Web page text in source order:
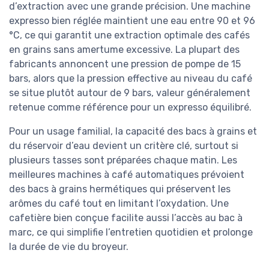
d’extraction avec une grande précision. Une machine
expresso bien réglée maintient une eau entre 90 et 96
°C, ce qui garantit une extraction optimale des cafés
en grains sans amertume excessive. La plupart des
fabricants annoncent une pression de pompe de 15
bars, alors que la pression effective au niveau du café
se situe plutôt autour de 9 bars, valeur généralement
retenue comme référence pour un expresso équilibré.
Pour un usage familial, la capacité des bacs à grains et
du réservoir d’eau devient un critère clé, surtout si
plusieurs tasses sont préparées chaque matin. Les
meilleures machines à café automatiques prévoient
des bacs à grains hermétiques qui préservent les
arômes du café tout en limitant l’oxydation. Une
cafetière bien conçue facilite aussi l’accès au bac à
marc, ce qui simplifie l’entretien quotidien et prolonge
la durée de vie du broyeur.